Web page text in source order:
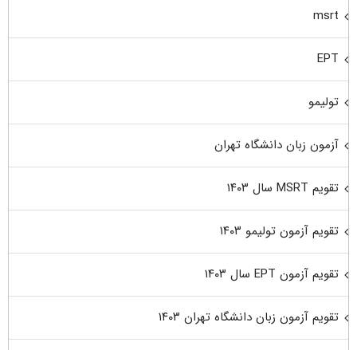
msrt
EPT
تولیمو
آزمون زبان دانشگاه تهران
تقویم MSRT سال ۱۴۰۳
تقویم آزمون تولیمو ۱۴۰۳
تقویم آزمون EPT سال ۱۴۰۳
تقویم آزمون زبان دانشگاه تهران ۱۴۰۳